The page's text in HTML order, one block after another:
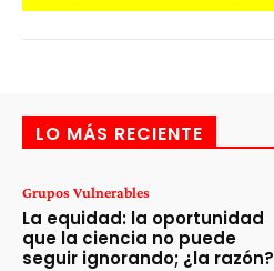
LO MÁS RECIENTE
Grupos Vulnerables
La equidad: la oportunidad
que la ciencia no puede
seguir ignorando; ¿la razón?